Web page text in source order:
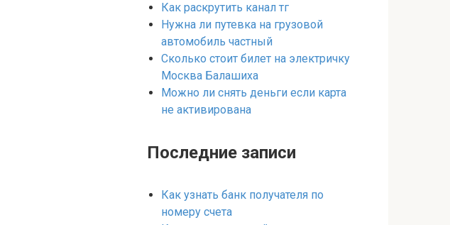
Как раскрутить канал тг
Нужна ли путевка на грузовой
автомобиль частный
Сколько стоит билет на электричку
Москва Балашиха
Можно ли снять деньги если карта
не активирована
Последние записи
Как узнать банк получателя по
номеру счета